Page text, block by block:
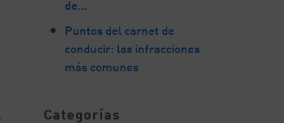
de…
Puntos del carnet de
conducir: las infracciones
más comunes
Categorías